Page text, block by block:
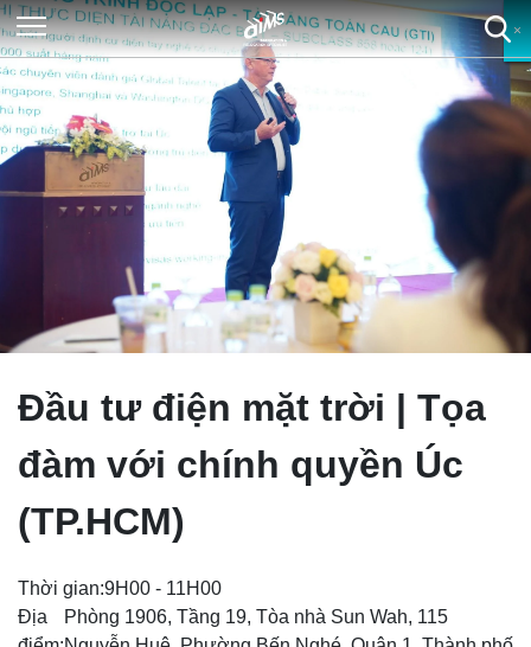
Đầu tư điện mặt trời | Tọa
đàm với chính quyền Úc
(TP.HCM)
Thời gian:9H00 - 11H00
Địa
Phòng 1906, Tầng 19, Tòa nhà Sun Wah, 115
×
×
×
×